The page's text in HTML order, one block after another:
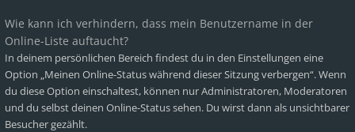
Wie kann ich verhindern, dass mein Benutzername in der
Online-Liste auftaucht?
In deinem persönlichen Bereich findest du in den Einstellungen eine
Option „Meinen Online-Status während dieser Sitzung verbergen“. Wenn
du diese Option einschaltest, können nur Administratoren, Moderatoren
und du selbst deinen Online-Status sehen. Du wirst dann als unsichtbarer
Besucher gezählt.